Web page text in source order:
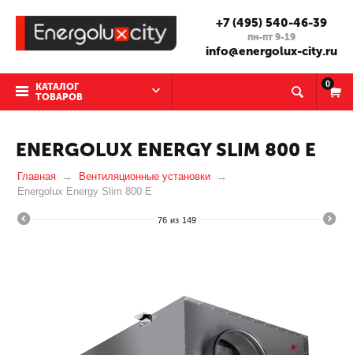
+7 (495) 540-46-39
пн-пт 9-19
info@energolux-city.ru
КАТАЛОГ
ТОВАРОВ
0
ENERGOLUX ENERGY SLIM 800 E
Главная
Вентиляционные установки
Energolux Energy Slim 800 E
76 из 149